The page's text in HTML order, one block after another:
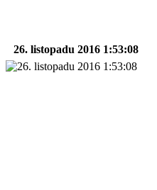
26. listopadu 2016 1:53:08